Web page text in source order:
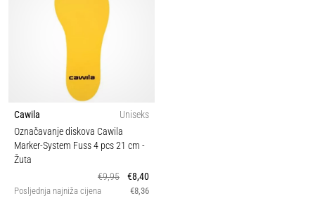
Cawila
Uniseks
Označavanje diskova Cawila
Marker-System Fuss 4 pcs 21 cm -
Žuta
€9,95
€8,40
Posljednja najniža cijena €8,36